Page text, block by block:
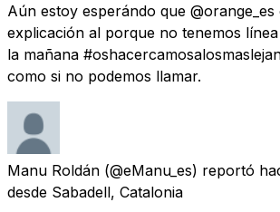
Aún estoy esperándo que @orange_es
explicación al porque no tenemos línea
la mañana
como si no podemos llamar.
Manu Roldán (@eManu_es) reportó
desde Sabadell, Catalonia